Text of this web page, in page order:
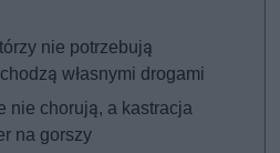
nie potrzebują
własnymi drogami
nie chorują, a kastracja
na gorszy